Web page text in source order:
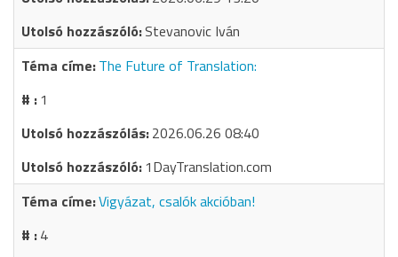
Stevanovic Iván
The Future of Translation:
1
2026.06.26 08:40
1DayTranslation.com
Vigyázat, csalók akcióban!
4